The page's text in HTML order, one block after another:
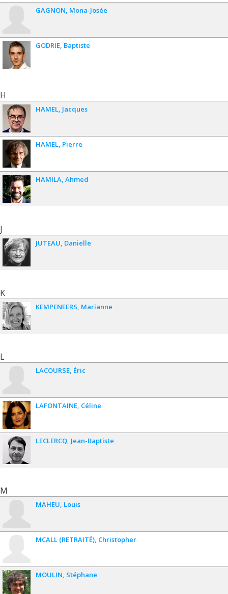
GAGNON Mona-Josée
GODRIE Baptiste
H
HAMEL Jacques
HAMEL Pierre
HAMILA Ahmed
J
JUTEAU Danielle
K
KEMPENEERS Marianne
L
LACOURSE Éric
LAFONTAINE Céline
LECLERCQ Jean-Baptiste
M
MAHEU Louis
MCALL (RETRAITÉ) Christopher
MOULIN Stéphane